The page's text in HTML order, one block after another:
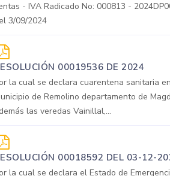
- IVA Radicado No: 000813 -
3/09/2024
00019536 DE 2024
la cual se declara cuarentena sanitaria
de Remolino departamento de
las veredas Vainillal,...
00018592 DEL 03-12-
la cual se declara el Estado de